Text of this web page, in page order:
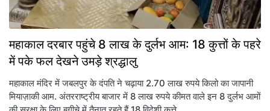
महाकाल दरबार पहुंचे 8 लाख के दुर्लभ आम: 18 कुत्तों के पहरे
में पके फल देखने उमड़े श्रद्धालु
महाकाल मंदिर में जबलपुर के दंपति ने चढ़ाया 2.70 लाख रुपये किलो का जापानी
मियाज़ाकी आम. अंतरराष्ट्रीय बाजार में 8 लाख रुपये कीमत वाले इन 8 दुर्लभ आमों